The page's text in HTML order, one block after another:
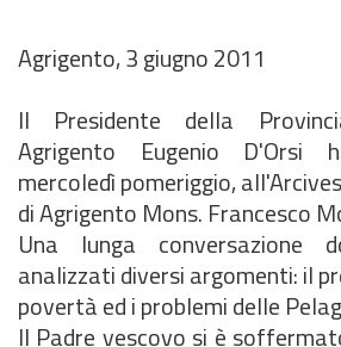
Agrigento, 3 giugno 2011
Il Presidente della
Agrigento Eugenio
mercoledì pomeriggio,
di Agrigento Mons. Francesco
Una lunga conversazione
analizzati diversi argomenti: il
povertà ed i problemi delle
Il Padre vescovo si è